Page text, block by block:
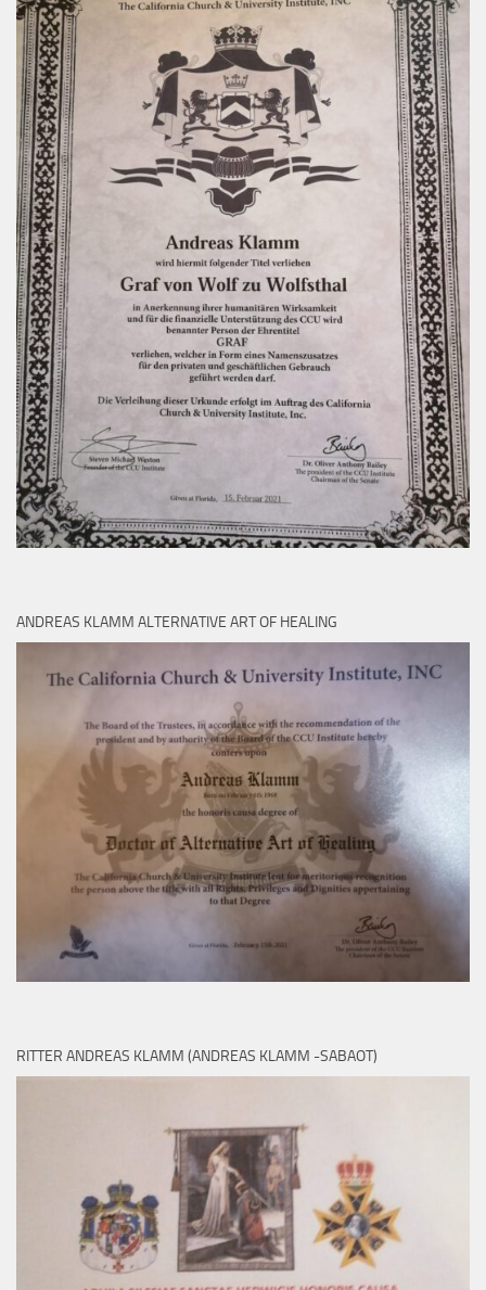
ANDREAS KLAMM ALTERNATIVE ART OF HEALING
RITTER ANDREAS KLAMM (ANDREAS KLAMM -SABAOT)